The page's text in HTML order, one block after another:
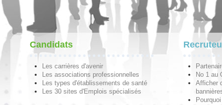
Candidats
Les carrières d'avenir
Les associations professionnelles
Les types d'établissements de santé
Les 30 sites d'Emplois spécialisés
No 1 au
Afficher